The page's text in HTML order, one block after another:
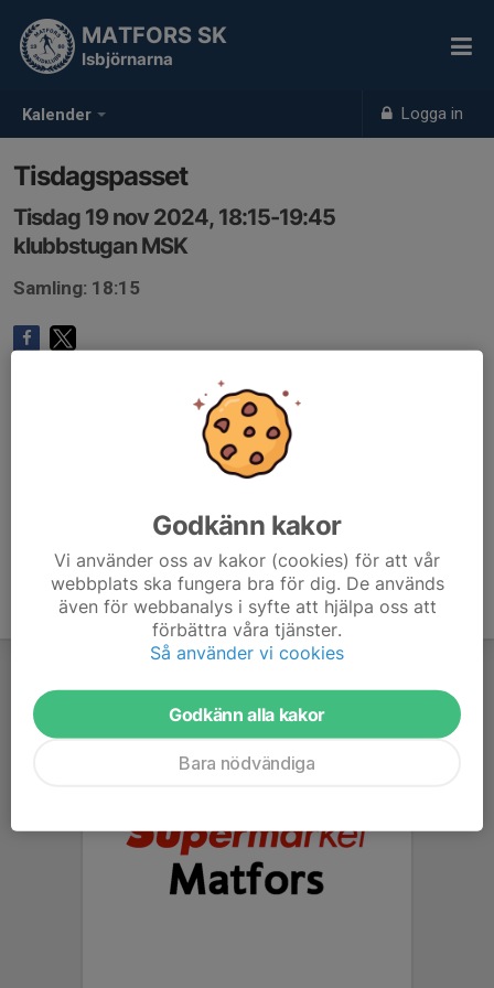
Kalender Logga in
MATFORS SK
Isbjörnarna
Tisdagspasset
Tisdag 19 nov 2024, 18:15-19:45
klubbstugan MSK
Samling: 18:15
Godkänn kakor
Vi använder oss av kakor (cookies) för att vår
webbplats ska fungera bra för dig. De används
även för webbanalys i syfte att hjälpa oss att
förbättra våra tjänster.
Så använder vi cookies
Godkänn alla kakor
Bara nödvändiga